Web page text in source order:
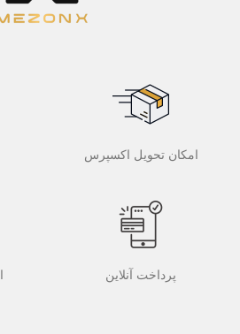
امکان تحویل اکسپرس
پرداخت آنلاین